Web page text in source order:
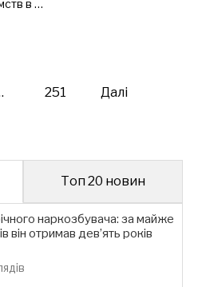
в …
251 Далі
Топ 20 новин
наркозбувача: за майже
він отримав дев’ять років